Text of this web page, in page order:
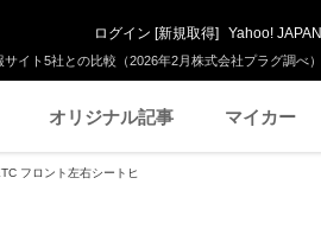
イト5社との比較（2026年2月株式会社プラグ調べ）
ログイン [新規取得] Yahoo! JAPAN
オリジナル記事 マイカー
フロント左右シートヒ